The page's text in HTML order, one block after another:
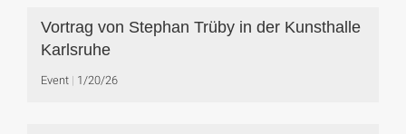
Vortrag von Stephan Trüby in der Kunsthalle
Karlsruhe
Event 1/20/26